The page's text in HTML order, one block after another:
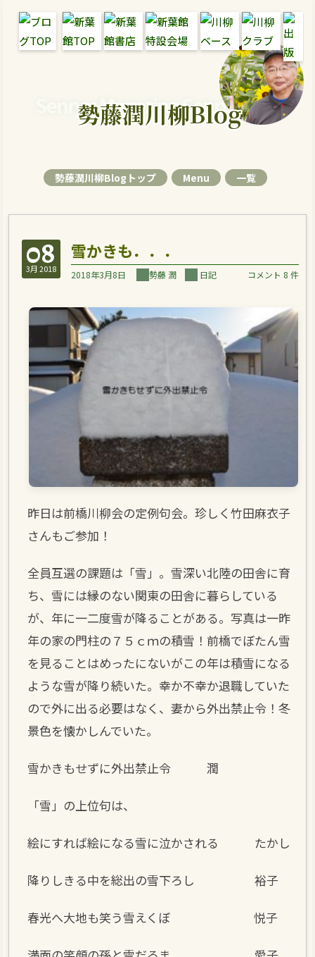
Senryu Magazine Senryu Blog
勢藤潤川柳Blog
勢藤潤川柳Blogトップ Menu 一覧
08
3月 2018
雪かきも．．．
2018年3月8日 勢藤 潤 日記 コメント 8 件
昨日は前橋川柳会の定例句会。珍しく竹田麻衣子
さんもご参加！
全員互選の課題は「雪」。雪深い北陸の田舎に育
ち、雪には縁のない関東の田舎に暮らしている
が、年に一二度雪が降ることがある。写真は一昨
年の家の門柱の７５ｃｍの積雪！前橋でぼたん雪
を見ることはめったにないがこの年は積雪になる
ような雪が降り続いた。幸か不幸か退職していた
ので外に出る必要はなく、妻から外出禁止令！冬
景色を懐かしんでいた。
雪かきもせずに外出禁止令 潤
「雪」の上位句は、
絵にすれば絵になる雪に泣かされる たかし
降りしきる中を総出の雪下ろし 裕子
春光へ大地も笑う雪えくぼ 悦子